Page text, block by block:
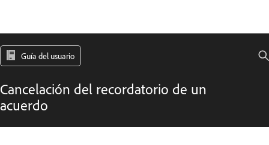
Guía del usuario
Cancelación del recordatorio de un
acuerdo